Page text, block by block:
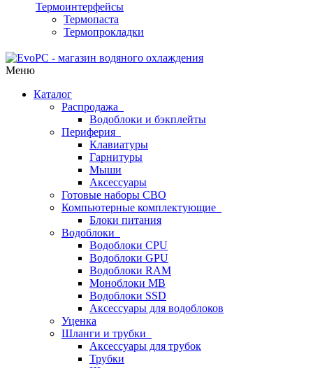
Термоинтерфейсы
Термопаста
Термопрокладки
Меню
Каталог
Распродажа
Водоблоки и бэкплейты
Периферия
Клавиатуры
Гарнитуры
Мыши
Аксессуары
Готовые наборы СВО
Компьютерные комплектующие
Блоки питания
Водоблоки
Водоблоки CPU
Водоблоки GPU
Водоблоки RAM
Моноблоки MB
Водоблоки SSD
Аксессуары для водоблоков
Уценка
Шланги и трубки
Аксессуары для трубок
Трубки